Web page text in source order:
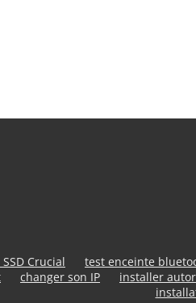
Crucial test enceinte
changer son IP installer